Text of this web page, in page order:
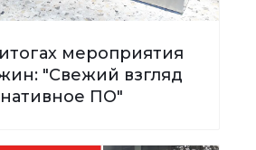
мероприятия
"Свежий взгляд
ПО"